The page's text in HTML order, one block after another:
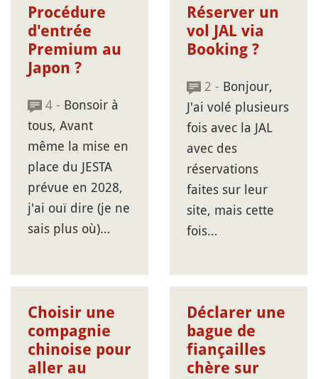
Procédure
d'entrée
Premium au
Japon ?
4 - Bonsoir à
tous, Avant
même la mise en
place du JESTA
prévue en 2028,
j'ai ouï dire (je ne
sais plus où)…
Réserver un
vol JAL via
Booking ?
2 - Bonjour,
J'ai volé plusieurs
fois avec la JAL
avec des
réservations
faites sur leur
site, mais cette
fois…
Choisir une
compagnie
chinoise pour
aller au
Déclarer une
bague de
fiançailles
chère sur